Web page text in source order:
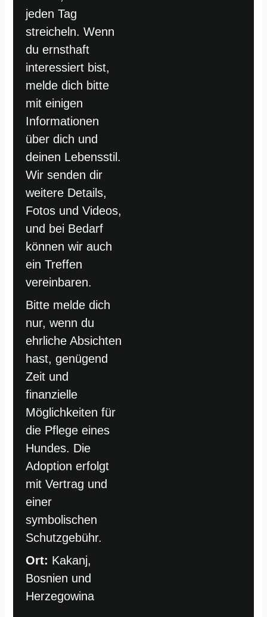
jeden Tag
streicheln. Wenn
du ernsthaft
interessiert bist,
melde dich bitte
mit einigen
Informationen
über dich und
deinen Lebensstil.
Wir senden dir
weitere Details,
Fotos und Videos,
und bei Bedarf
können wir auch
ein Treffen
vereinbaren.
Bitte melde dich
nur, wenn du
ehrliche Absichten
hast, genügend
Zeit und
finanzielle
Möglichkeiten für
die Pflege eines
Hundes. Die
Adoption erfolgt
mit Vertrag und
einer
symbolischen
Schutzgebühr.
Ort: Kakanj,
Bosnien und
Herzegowina